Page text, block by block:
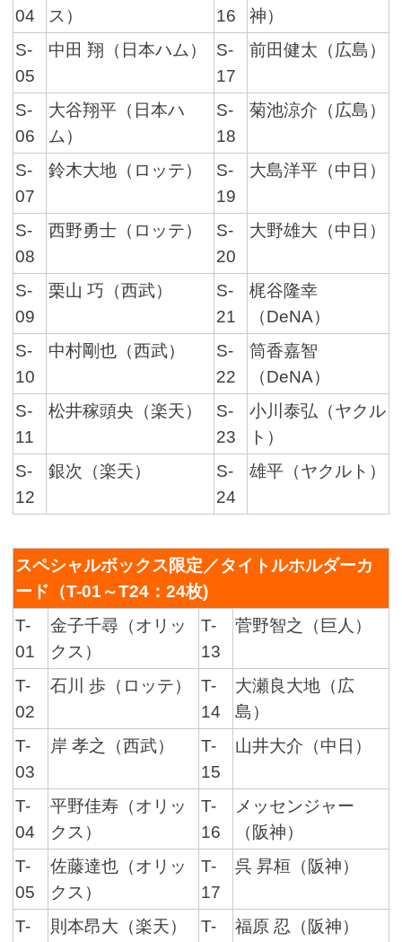
04
ス）
16
神）
S-
05
中田 翔（日本ハム）
S-
17
前田健太（広島）
S-
06
大谷翔平（日本ハ
ム）
S-
18
菊池涼介（広島）
S-
07
鈴木大地（ロッテ）
S-
19
大島洋平（中日）
S-
08
西野勇士（ロッテ）
S-
20
大野雄大（中日）
S-
09
栗山 巧（西武）
S-
21
梶谷隆幸
（DeNA）
S-
10
中村剛也（西武）
S-
22
筒香嘉智
（DeNA）
S-
11
松井稼頭央（楽天）
S-
23
小川泰弘（ヤクル
ト）
S-
12
銀次（楽天）
S-
24
雄平（ヤクルト）
スペシャルボックス限定／タイトルホルダーカ
ード（T-01～T24：24枚)
T-
01
金子千尋（オリッ
クス）
T-
13
菅野智之（巨人）
T-
02
石川 歩（ロッテ）
T-
14
大瀬良大地（広
島）
T-
03
岸 孝之（西武）
T-
15
山井大介（中日）
T-
04
平野佳寿（オリッ
クス）
T-
16
メッセンジャー
（阪神）
T-
05
佐藤達也（オリッ
クス）
T-
17
呉 昇桓（阪神）
T-
則本昂大（楽天）
T-
福原 忍（阪神）